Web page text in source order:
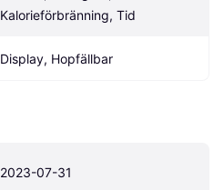
Kalorieförbränning, Tid
Display, Hopfällbar
2023-07-31